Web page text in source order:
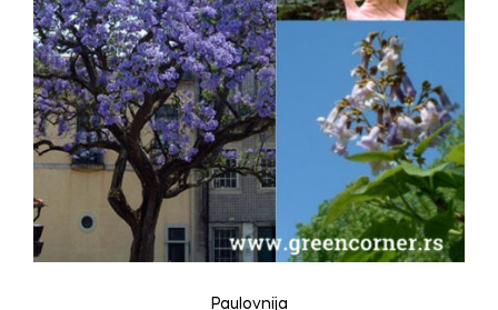
Paulovnija